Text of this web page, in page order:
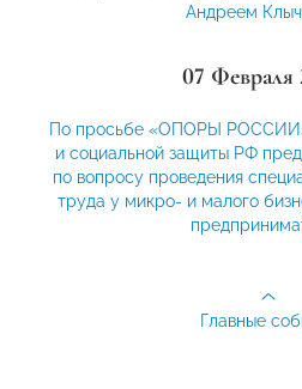
Андреем
07 Февраля
По просьбе «ОПОРЫ
и социальной защиты РФ
по вопросу проведения
труда у микро- и малого
Главные